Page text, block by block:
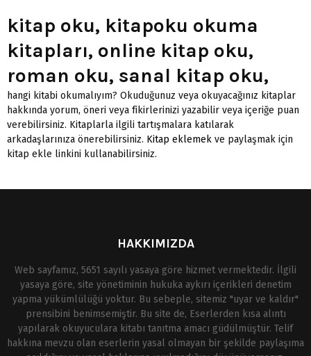
kitap oku, kitapoku okuma
kitapları, online kitap oku,
roman oku, sanal kitap oku,
hangi kitabi okumalıyım? Okuduğunuz veya okuyacağınız kitaplar
hakkında yorum, öneri veya fikirlerinizi yazabilir veya içeriğe puan
verebilirsiniz. Kitaplarla ilgili tartışmalara katılarak
arkadaşlarınıza önerebilirsiniz. Kitap eklemek ve paylaşmak için
kitap ekle linkini kullanabilirsiniz.
HAKKIMIZDA
Web sayfamız, 5651 sayılı yasaya göre hizmet vermektedir. İlgili
yasaya göre, site yönetiminin hukuka aykırı içerikleri denetim
yapma yükümlülüğü yoktur. Bu sebeple, sitemiz "uyar ve kaldır"
prensibini benimsemiştir. Bu site de, Eserlerden kısa alıntı
yapılarak okuyuculara kitabı tanıtma amacı güdülmüştür. Telif
hakkına mevzu olan eserlerin yasal olmayan bir şekilde paylaşıma